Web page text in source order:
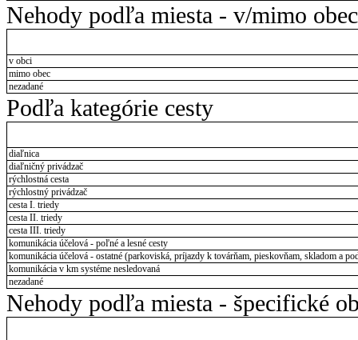
Nehody podľa miesta - v/mimo obec
v obci
mimo obec
nezadané
Podľa kategórie cesty
diaľnica
diaľničný privádzač
rýchlostná cesta
rýchlostný privádzač
cesta I. triedy
cesta II. triedy
cesta III. triedy
komunikácia účelová - poľné a lesné cesty
komunikácia účelová - ostatné (parkoviská, príjazdy k továrňam, pieskovňam, skladom a
komunikácia v km systéme nesledovaná
nezadané
Nehody podľa miesta - špecifické